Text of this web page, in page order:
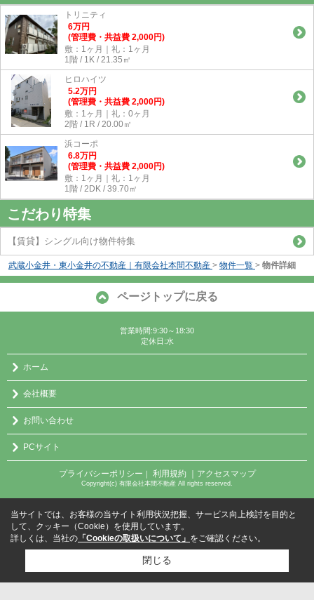
トリニティ
6万円
(管理費・共益費 2,000円)
敷：1ヶ月｜礼：1ヶ月
1階 / 1K / 21.35㎡
ヒロハイツ
5.2万円
(管理費・共益費 2,000円)
敷：1ヶ月｜礼：0ヶ月
2階 / 1R / 20.00㎡
浜コーポ
6.8万円
(管理費・共益費 2,000円)
敷：1ヶ月｜礼：1ヶ月
1階 / 2DK / 39.70㎡
こだわり特集
【賃貸】シングル向け物件特集
武蔵小金井・東小金井の不動産｜有限会社本間不動産 > 物件一覧 > 物件詳細
ページトップに戻る
営業時間:9:30～18:30
定休日:水
ホーム
会社概要
お問い合わせ
PCサイト
プライバシーポリシー ｜ 利用規約 ｜アクセスマップ
Copyright(c) 有限会社本間不動産 All rights reserved.
当サイトでは、お客様の当サイト利用状況把握、サービス向上検討を目的と
して、クッキー（Cookie）を使用しています。
詳しくは、当社の 「Cookieの取扱いについて」 をご確認ください。
閉じる